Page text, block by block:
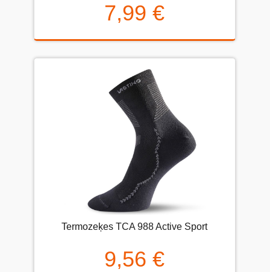
7,99 €
Termozeķes TCA 988 Active Sport
9,56 €